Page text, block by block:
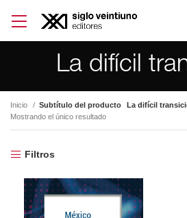
La difícil
Inicio Subtítulo del producto
La difícil
Mostrando el único resultado
Filtros